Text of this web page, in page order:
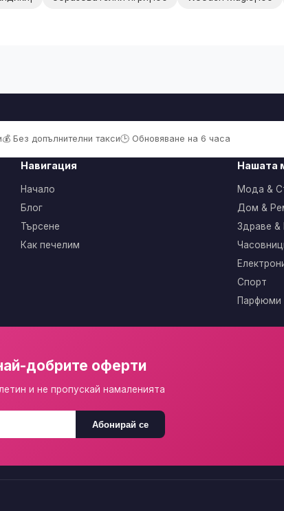
💰 Без допълнителни такси🕒 Обновяване на 6 часа
Навигация
Начало
Блог
Търсене
Как печелим
Нашата
Мода &
Дом &
Здраве &
Спорт
Парфюми
добрите оферти
и не пропускай намаленията
Абонирай се